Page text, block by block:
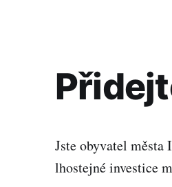
Jste obyvatel města
lhostejné investice